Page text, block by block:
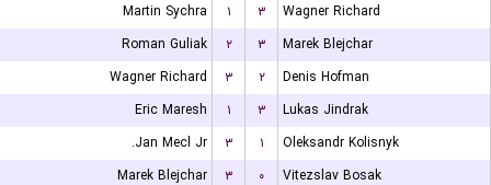
Martin Sychra
۱ ۳
Wagner Richard
Roman Guliak
۲ ۳
Marek Blejchar
Wagner Richard
۳ ۲
Denis Hofman
Eric Maresh
۱ ۳
Lukas Jindrak
Jan Mecl Jr.
۳ ۱
Oleksandr Kolisnyk
Marek Blejchar
۳ ۰
Vitezslav Bosak